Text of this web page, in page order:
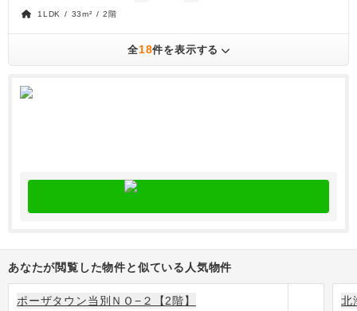
1LDK / 33m² / 2階
全18件を表示する
あなたが閲覧した物件と似ている人気物件
ポーザタウン当別ＮＯ−２【2階】 北